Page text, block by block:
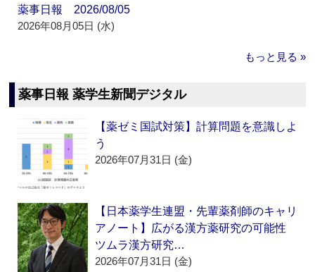
薬事日報 2026/08/05
2026年08月05日 (水)
もっと見る »
薬事日報 薬学生新聞デジタル
【薬ゼミ国試対策】計算問題を意識しよ
う
2026年07月31日 (金)
【日本薬学生連盟・先輩薬剤師のキャリ
アノート】広がる漢方薬研究の可能性
ツムラ漢方研究…
2026年07月31日 (金)